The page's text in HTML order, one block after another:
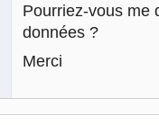
$conn-
?>
</body>
Pourriez-vous me
données ?
Merci